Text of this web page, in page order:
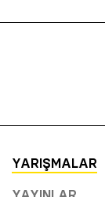
YARIŞMALAR